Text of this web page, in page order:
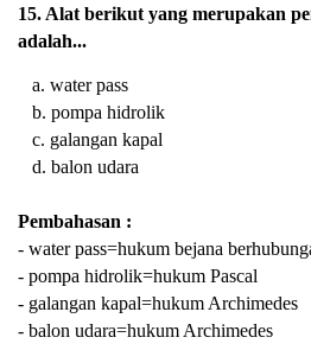
15. Alat berikut yang merupakan
adalah...
a. water pass
b. pompa hidrolik
c. galangan kapal
d. balon udara
Pembahasan :
- water pass=hukum bejana
- pompa hidrolik=hukum Pascal
- galangan kapal=hukum Archimedes
- balon udara=hukum Archimedes